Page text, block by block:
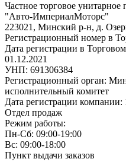
Частное торговое унитарное
"Авто-ИмпериалМоторс"
223021, Минский р-н, д.
Регистрационный номер в
Дата регистрации в
01.12.2021
УНП: 691306384
Регистрационный орган:
исполнительный комитет
Дата регистрации компании:
Отдел продаж
Режим работы:
Пн-Сб: 09:00-19:00
Вс: 09:00-18:00
Пункт выдачи заказов